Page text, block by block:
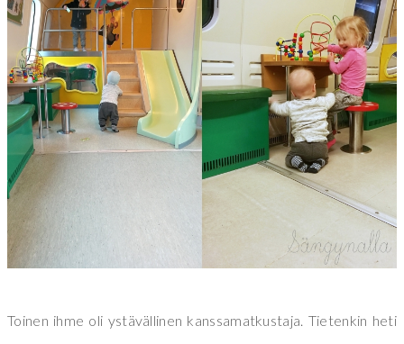
Toinen ihme oli ystävällinen kanssamatkustaja. Tietenkin heti